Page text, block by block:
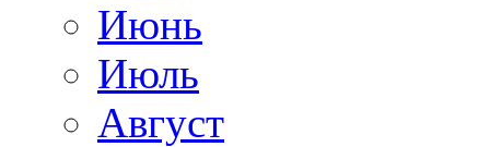
Июнь
Июль
Август